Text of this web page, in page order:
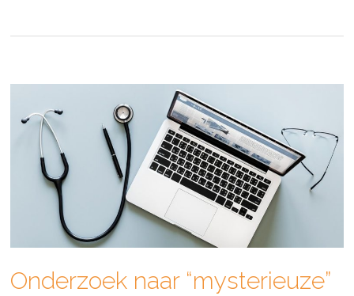
Onderzoek naar “mysterieuze”